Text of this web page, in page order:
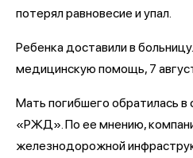
потерял равновесие и упал.
Ребенка доставили в
медицинскую помощь, 7
Мать погибшего обратилась
«РЖД». По ее мнению,
железнодорожной